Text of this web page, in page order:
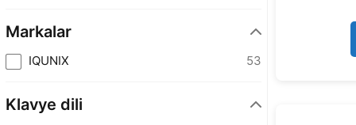
Markalar
IQUNIX 53
Klavye dili